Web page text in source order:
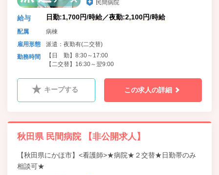
民間病院
給与 日勤:1,700円/時給／夜勤:2,100円/時給
配属
病棟
雇用形態
派遣：夜勤有(二交替)
勤務時間
【日 勤】8:30～17:00
【二交替】16:30～翌9:00
キープする この求人の詳細
秋田県 民間病院 【非公開求人】
【秋田県にかほ市】<看護師>★病院★２交替★日勤帯のみ
相談可★